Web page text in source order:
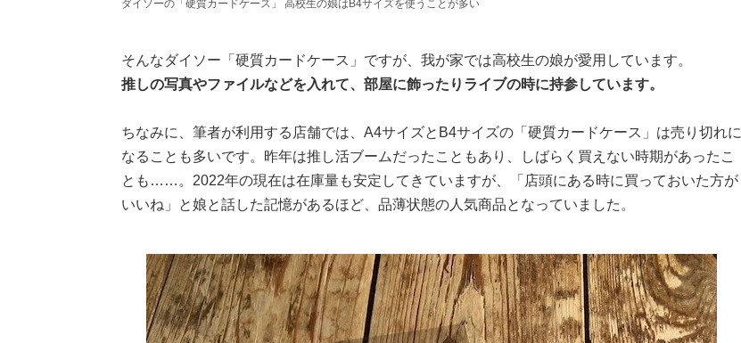
ダイソーの「硬質カードケース」 高校生の娘はB4サイズを使うことが多い
そんなダイソー「硬質カードケース」ですが、我が家では高校生の娘が愛用しています。
推しの写真やファイルなどを入れて、部屋に飾ったりライブの時に持参しています。
ちなみに、筆者が利用する店舗では、A4サイズとB4サイズの「硬質カードケース」は売り切れに
なることも多いです。昨年は推し活ブームだったこともあり、しばらく買えない時期があったこ
とも……。2022年の現在は在庫量も安定してきていますが、「店頭にある時に買っておいた方が
いいね」と娘と話した記憶があるほど、品薄状態の人気商品となっていました。